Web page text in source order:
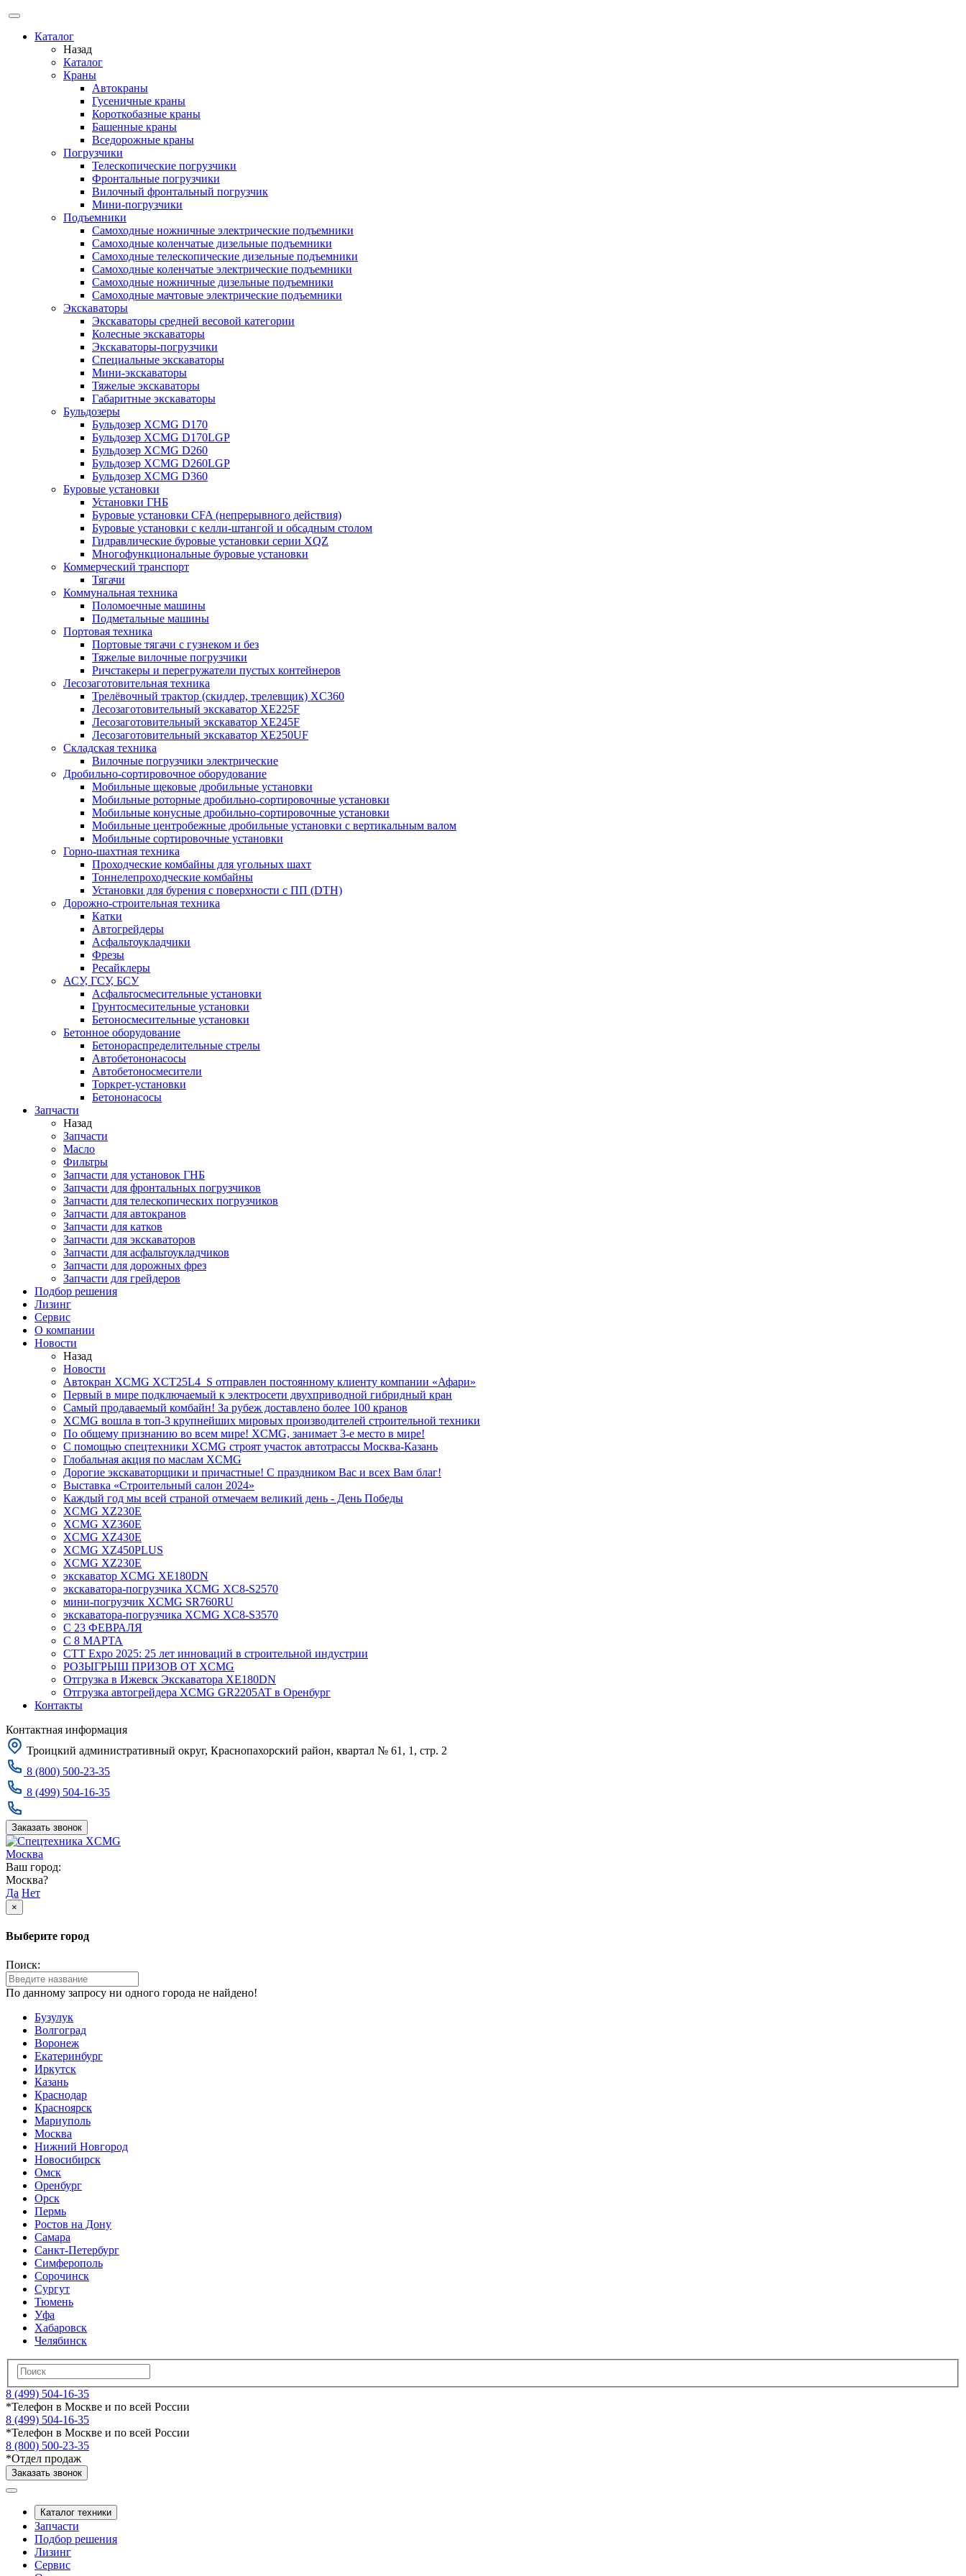
Каталог
Назад
Каталог
Краны
Автокраны
Гусеничные краны
Короткобазные краны
Башенные краны
Вcедорожные краны
Погрузчики
Телескопические погрузчики
Фронтальные погрузчики
Вилочный фронтальный погрузчик
Мини-погрузчики
Подъемники
Самоходные ножничные электрические подъемники
Самоходные коленчатые дизельные подъемники
Самоходные телескопические дизельные подъемники
Самоходные коленчатые электрические подъемники
Самоходные ножничные дизельные подъемники
Самоходные мачтовые электрические подъемники
Экскаваторы
Экскаваторы средней весовой категории
Колесные экскаваторы
Экскаваторы-погрузчики
Специальные экскаваторы
Мини-экскаваторы
Тяжелые экскаваторы
Габаритные экскаваторы
Бульдозеры
Бульдозер XCMG D170
Бульдозер XCMG D170LGP
Бульдозер XCMG D260
Бульдозер XCMG D260LGP
Бульдозер XCMG D360
Буровые установки
Установки ГНБ
Буровые установки CFA (непрерывного действия)
Буровые установки с келли-штангой и обсадным столом
Гидравлические буровые установки серии XQZ
Многофункциональные буровые установки
Коммерческий транспорт
Тягачи
Коммунальная техника
Поломоечные машины
Подметальные машины
Портовая техника
Портовые тягачи с гузнеком и без
Тяжелые вилочные погрузчики
Ричстакеры и перегружатели пустых контейнеров
Лесозаготовительная техника
Трелёвочный трактор (скиддер, трелевщик) XC360
Лесозаготовительный экскаватор XE225F
Лесозаготовительный экскаватор XE245F
Лесозаготовительный экскаватор XE250UF
Складская техника
Вилочные погрузчики электрические
Дробильно-сортировочное оборудование
Мобильные щековые дробильные установки
Мобильные роторные дробильно-сортировочные установки
Мобильные конусные дробильно-сортировочные установки
Мобильные центробежные дробильные установки с вертикальным валом
Мобильные сортировочные установки
Горно-шахтная техника
Проходческие комбайны для угольных шахт
Тоннелепроходческие комбайны
Установки для бурения с поверхности с ПП (DTH)
Дорожно-строительная техника
Катки
Автогрейдеры
Асфальтоукладчики
Фрезы
Ресайклеры
АСУ, ГСУ, БСУ
Асфальтосмесительные установки
Грунтосмесительные установки
Бетоносмесительные установки
Бетонное оборудование
Бетонораспределительные стрелы
Автобетононасосы
Автобетоносмесители
Торкрет-установки
Бетононасосы
Запчасти
Назад
Запчасти
Масло
Фильтры
Запчасти для установок ГНБ
Запчасти для фронтальных погрузчиков
Запчасти для телескопических погрузчиков
Запчасти для автокранов
Запчасти для катков
Запчасти для экскаваторов
Запчасти для асфальтоукладчиков
Запчасти для дорожных фрез
Запчасти для грейдеров
Подбор решения
Лизинг
Сервис
О компании
Новости
Назад
Новости
Автокран XCMG XCT25L4_S отправлен постоянному клиенту компании «Афари»
Первый в мире подключаемый к электросети двухприводной гибридный кран
Самый продаваемый комбайн! За рубеж доставлено более 100 кранов
XCMG вошла в топ-3 крупнейших мировых производителей строительной техники
По общему признанию во всем мире! XCMG, занимает 3-е место в мире!
С помощью спецтехники XCMG строят участок автотрассы Москва-Казань
Глобальная акция по маслам XCMG
Дорогие экскаваторщики и причастные! С праздником Вас и всех Вам благ!
Выставка «Строительный салон 2024»
Каждый год мы всей страной отмечаем великий день - День Победы
XCMG XZ230E
XCMG XZ360E
XCMG XZ430E
XCMG XZ450PLUS
XCMG XZ230E
экскаватор XCMG XE180DN
экскаватора-погрузчика XCMG XC8-S2570
мини-погрузчик XCMG SR760RU
экскаватора-погрузчика XCMG XC8-S3570
С 23 ФЕВРАЛЯ
С 8 МАРТА
CTT Expo 2025: 25 лет инноваций в строительной индустрии
РОЗЫГРЫШ ПРИЗОВ ОТ XCMG
Отгрузка в Ижевск Экскаватора XE180DN
Отгрузка автогрейдера XCMG GR2205AT в Оренбург
Контакты
Контактная информация
Троицкий административный округ, Краснопахорский район, квартал № 61, 1, стр. 2
8 (800) 500-23-35
8 (499) 504-16-35
Заказать звонок
Москва
Ваш город:
Москва?
Да Нет
×
Выберите город
Поиск:
По данному запросу ни одного города не найдено!
Бузулук
Волгоград
Воронеж
Екатеринбург
Иркутск
Казань
Краснодар
Красноярск
Мариуполь
Москва
Нижний Новгород
Новосибирск
Омск
Оренбург
Орск
Пермь
Ростов на Дону
Самара
Санкт-Петербург
Симферополь
Сорочинск
Сургут
Тюмень
Уфа
Хабаровск
Челябинск
8 (499) 504-16-35
*Телефон в Москве и по всей России
8 (499) 504-16-35
*Телефон в Москве и по всей России
8 (800) 500-23-35
*Отдел продаж
Заказать звонок
Каталог техники
Запчасти
Подбор решения
Лизинг
Сервис